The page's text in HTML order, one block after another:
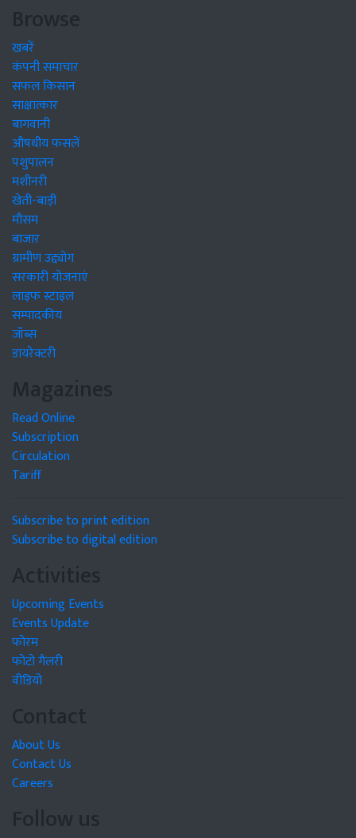
Browse
खबरें
कंपनी समाचार
सफल किसान
साक्षात्कार
बागवानी
औषधीय फसलें
पशुपालन
मशीनरी
खेती-बाड़ी
मौसम
बाजार
ग्रामीण उद्द्योग
सरकारी योजनाएं
लाइफ स्टाइल
सम्पादकीय
जॉब्स
डायरेक्टरी
Magazines
Read Online
Subscription
Circulation
Tariff
Subscribe to print edition
Subscribe to digital edition
Activities
Upcoming Events
Events Update
फोरम
फोटो गैलरी
वीडियो
Contact
About Us
Contact Us
Careers
Follow us